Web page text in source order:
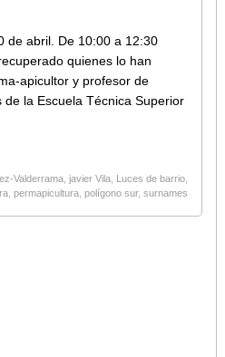
de abril. De 10:00 a 12:30
quienes lo han
apicultor y profesor de
la Escuela Técnica Superior
Valderrama javier Vila Luces de barrio
permapicultura polígono sur, surnames